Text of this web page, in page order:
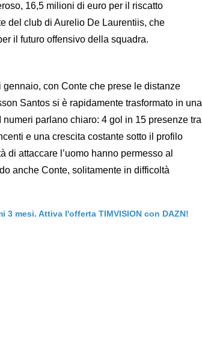
16,5 milioni di euro per il riscatto
del club di Aurelio De Laurentiis, che
il futuro offensivo della squadra.
con Conte che prese le distanze
Santos si è rapidamente trasformato in una
parlano chiaro: 4 gol in 15 presenze tra
e una crescita costante sotto il profilo
attaccare l’uomo hanno permesso al
anche Conte, solitamente in difficoltà
3 mesi. Attiva l'offerta TIMVISION con DAZN!